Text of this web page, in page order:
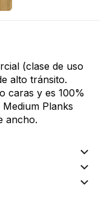
(clase de uso
alto tránsito.
caras y es 100%
Planks
ancho.